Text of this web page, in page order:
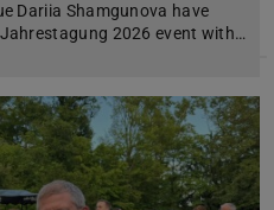
Dariia Shamgunova have
2026 event with…